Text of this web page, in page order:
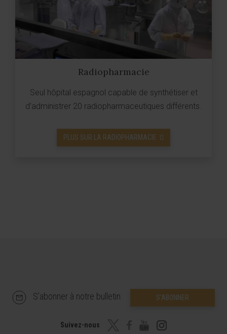
Radiopharmacie
Seul hôpital espagnol capable de synthétiser et
d’administrer 20 radiopharmaceutiques différents.
PLUS SUR LA RADIOPHARMACIE
S’abonner à notre bulletin S’ABONNER
Suivez-nous